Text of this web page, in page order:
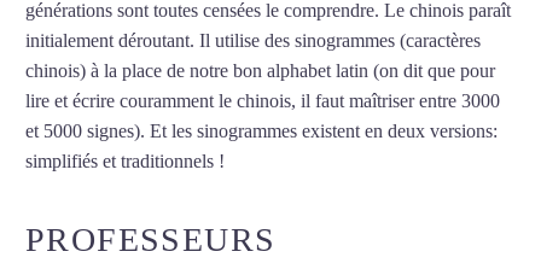
générations sont toutes censées le comprendre. Le chinois paraît
initialement déroutant. Il utilise des sinogrammes (caractères
chinois) à la place de notre bon alphabet latin (on dit que pour
lire et écrire couramment le chinois, il faut maîtriser entre 3000
et 5000 signes). Et les sinogrammes existent en deux versions:
simplifiés et traditionnels !
PROFESSEURS